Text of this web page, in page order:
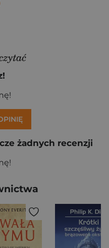
żadnych recenzji